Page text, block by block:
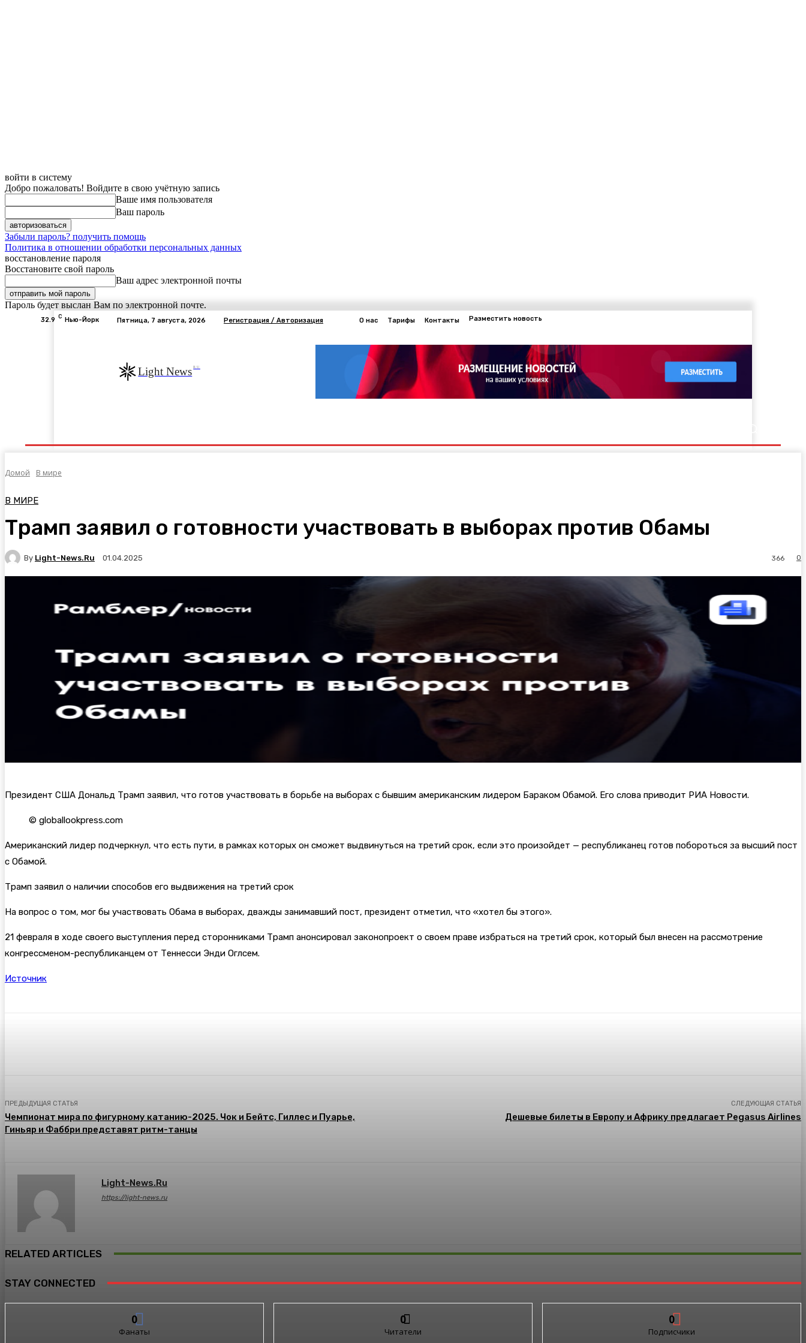
войти в систему
Добро пожаловать! Войдите в свою учётную запись
Ваше имя пользователя
Ваш пароль
Забыли пароль? получить помощь
Политика в отношении обработки персональных данных
восстановление пароля
Восстановите свой пароль
Ваш адрес электронной почты
Пароль будет выслан Вам по электронной почте.
32.9 C Нью-Йорк Пятница, 7 августа, 2026 Регистрация / Авторизация О нас Тарифы Контакты Разместить новость
Light News RU
Домой В мире
В МИРЕ
Трамп заявил о готовности участвовать в выборах против Обамы
By Light-News.ru 01.04.2025 0
366
Президент США Дональд Трамп заявил, что готов участвовать в борьбе на выборах с бывшим американским лидером Бараком Обамой. Его слова приводит РИА Новости.
© globallookpress.com
Американский лидер подчеркнул, что есть пути, в рамках которых он сможет выдвинуться на третий срок, если это произойдет — республиканец готов побороться за высший пост
с Обамой.
Трамп заявил о наличии способов его выдвижения на третий срок
На вопрос о том, мог бы участвовать Обама в выборах, дважды занимавший пост, президент отметил, что «хотел бы этого».
21 февраля в ходе своего выступления перед сторонниками Трамп анонсировал законопроект о своем праве избраться на третий срок, который был внесен на рассмотрение
конгрессменом-республиканцем от Теннесси Энди Оглсем.
Источник
ПРЕДЫДУЩАЯ СТАТЬЯ
Чемпионат мира по фигурному катанию-2025. Чок и Бейтс, Гиллес и Пуарье,
Гиньяр и Фаббри представят ритм-танцы
СЛЕДУЮЩАЯ СТАТЬЯ
Дешевые билеты в Европу и Африку предлагает Pegasus Airlines
Light-News.ru
https://light-news.ru
RELATED ARTICLES
STAY CONNECTED
0
Фанаты
0
Читатели
0
Подписчики